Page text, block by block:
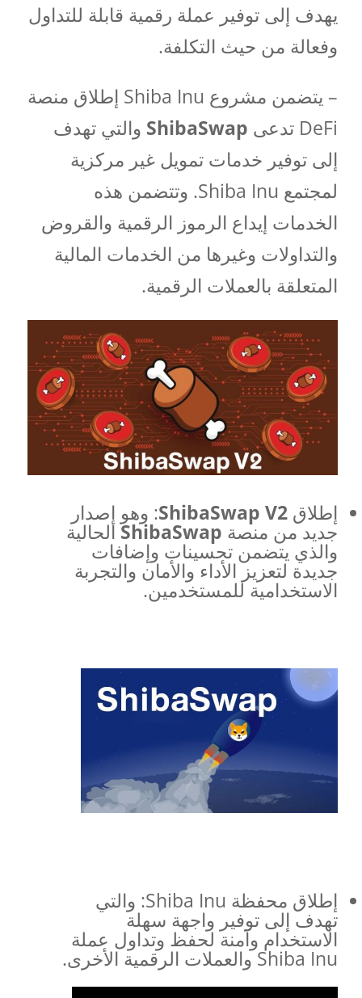
يهدف إلى توفير عملة رقمية قابلة للتداول
وفعالة من حيث التكلفة.
– يتضمن مشروع Shiba Inu إطلاق منصة
DeFi تدعى
ShibaSwap والتي تهدف
إلى توفير خدمات تمويل غير مركزية
لمجتمع Shiba Inu. وتتضمن هذه
الخدمات إيداع الرموز الرقمية والقروض
والتداولات وغيرها من الخدمات المالية
المتعلقة بالعملات الرقمية.
إطلاق ShibaSwap V2: وهو إصدار
جديد من منصة ShibaSwapالحالية
والذي يتضمن تحسينات وإضافات
جديدة لتعزيز الأداء والأمان والتجربة
الاستخدامية للمستخدمين.
إطلاق محفظة Shiba Inu: والتي
تهدف إلى توفير واجهة سهلة
الاستخدام وآمنة لحفظ وتداول عملة
Shiba Inu والعملات الرقمية الأخرى.